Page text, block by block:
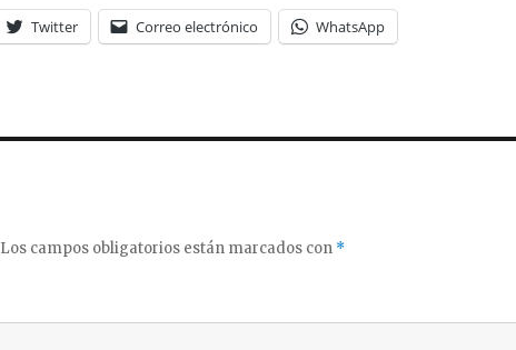
Twitter Correo electrónico WhatsApp
Los campos obligatorios están marcados con *